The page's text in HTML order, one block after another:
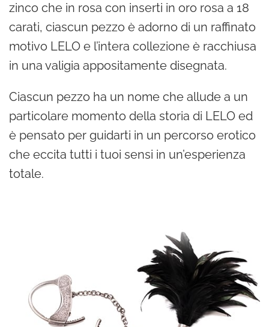
zinco che in rosa con inserti in oro rosa a 18
carati, ciascun pezzo è adorno di un raffinato
motivo LELO e l’intera collezione è racchiusa
in una valigia appositamente disegnata.
Ciascun pezzo ha un nome che allude a un
particolare momento della storia di LELO ed
è pensato per guidarti in un percorso erotico
che eccita tutti i tuoi sensi in un’esperienza
totale.